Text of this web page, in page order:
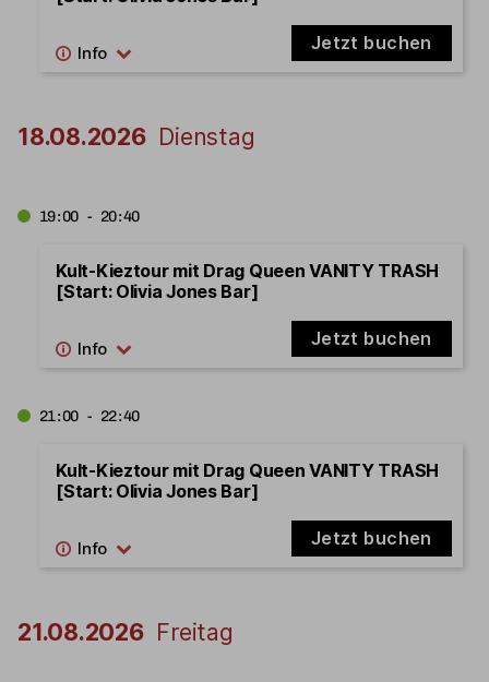
Jetzt buchen
18.08.2026 Dienstag
19:00 - 20:40
Kult-Kieztour mit Drag Queen VANITY TRASH
[Start: Olivia Jones Bar]
Jetzt buchen
21:00 - 22:40
Kult-Kieztour mit Drag Queen VANITY TRASH
[Start: Olivia Jones Bar]
Jetzt buchen
21.08.2026 Freitag